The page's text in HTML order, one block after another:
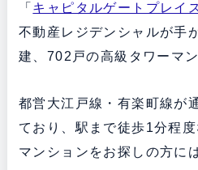
「 キャピタルゲートプレイ
不動産レジデンシャルが手
建、702戸の高級タワーマ
都営大江戸線・有楽町線が
ており、駅まで徒歩1分程
マンションをお探しの方に